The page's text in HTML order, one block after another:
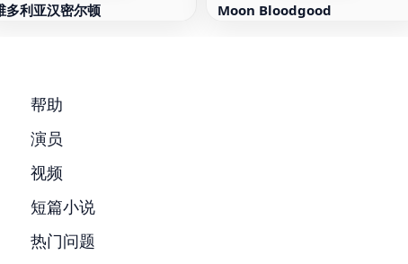
多利亚汉密尔顿 Moon Bloodgood
帮助
演员
视频
短篇小说
热门问题